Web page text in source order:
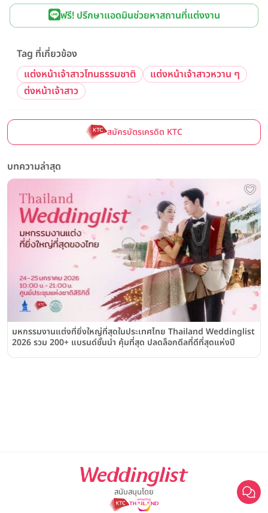
ฟรี! ปรึกษาแอดมินช่วยหาสถานที่แต่งงาน
Tag ที่เกี่ยวข้อง
แต่งหน้าเจ้าสาวโทนธรรมชาติ
แต่งหน้าเจ้าสาวหวาน ๆ
ต่งหน้าเจ้าสาว
สมัครบัตรเครดิต KTC
บทความล่าสุด
มหกรรมงานแต่งที่ยิ่งใหญ่ที่สุดในประเทศไทย Thailand Weddinglist
2026 รวม 200+ แบรนด์ชั้นนำ คุ้มที่สุด ปลดล็อกดีลที่ดีที่สุดแห่งปี
สนับสนุนโดย